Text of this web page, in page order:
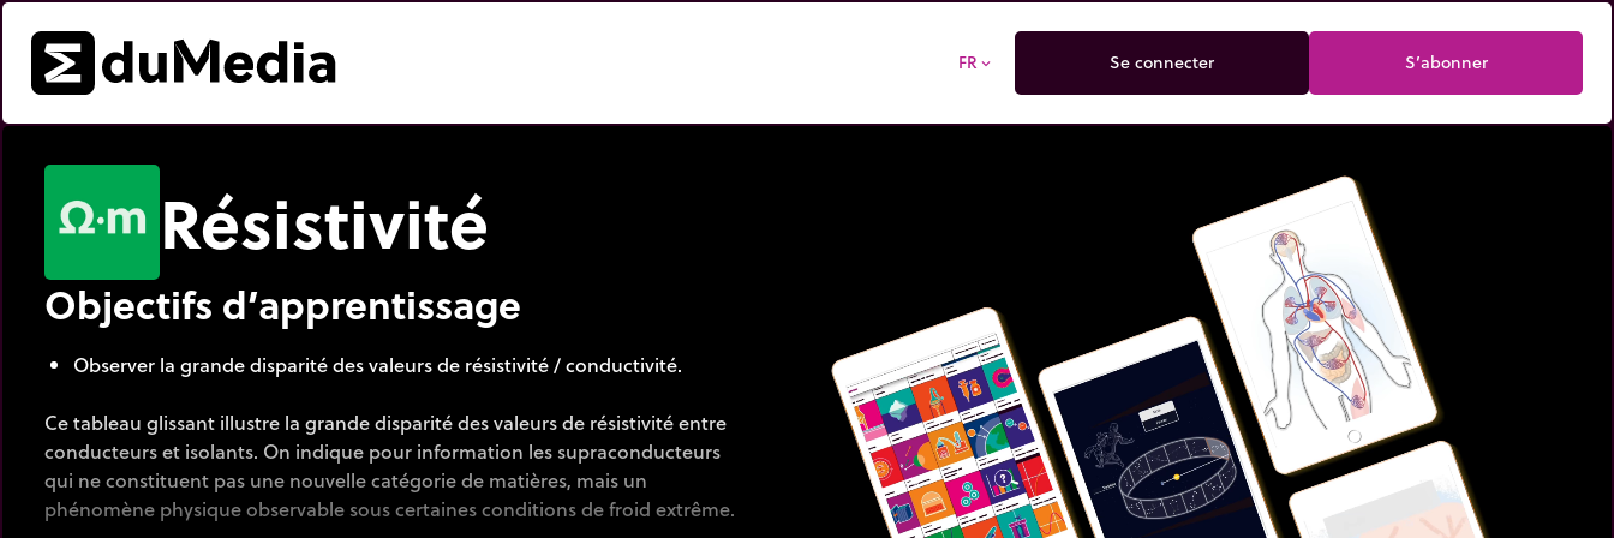
FR expand_more Se connecter S’abonner
Résistivité
Objectifs d’apprentissage
Observer la grande disparité des valeurs de résistivité / conductivité.
Ce tableau glissant illustre la grande disparité des valeurs de résistivité entre
conducteurs et isolants. On indique pour information les supraconducteurs
qui ne constituent pas une nouvelle catégorie de matières, mais un
phénomène physique observable sous certaines conditions de froid extrême.